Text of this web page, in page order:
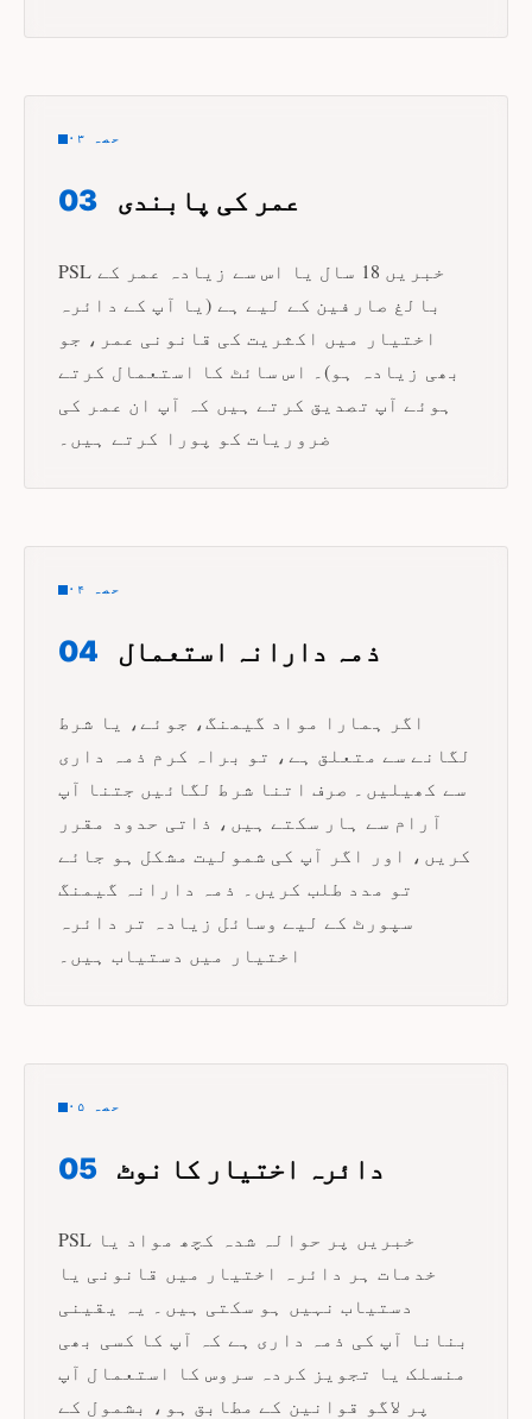
حصہ ۰۳
03 عمر کی پابندی
PSL خبریں 18 سال یا اس سے زیادہ عمر کے
بالغ صارفین کے لیے ہے (یا آپ کے دائرہ
اختیار میں اکثریت کی قانونی عمر، جو
بھی زیادہ ہو)۔ اس سائٹ کا استعمال کرتے
ہوئے آپ تصدیق کرتے ہیں کہ آپ ان عمر کی
ضروریات کو پورا کرتے ہیں۔
حصہ ۰۴
04 ذمہ دارانہ استعمال
اگر ہمارا مواد گیمنگ، جوئے، یا شرط
لگانے سے متعلق ہے، تو براہ کرم ذمہ داری
سے کھیلیں۔ صرف اتنا شرط لگائیں جتنا آپ
آرام سے ہار سکتے ہیں، ذاتی حدود مقرر
کریں، اور اگر آپ کی شمولیت مشکل ہو جائے
تو مدد طلب کریں۔ ذمہ دارانہ گیمنگ
سپورٹ کے لیے وسائل زیادہ تر دائرہ
اختیار میں دستیاب ہیں۔
حصہ ۰۵
05 دائرہ اختیار کا نوٹ
PSL خبریں پر حوالہ شدہ کچھ مواد یا
خدمات ہر دائرہ اختیار میں قانونی یا
دستیاب نہیں ہو سکتی ہیں۔ یہ یقینی
بنانا آپ کی ذمہ داری ہے کہ آپ کا کسی بھی
منسلک یا تجویز کردہ سروس کا استعمال آپ
پر لاگو قوانین کے مطابق ہو، بشمول کے